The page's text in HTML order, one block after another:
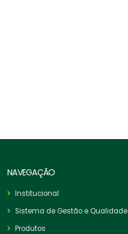
NAVEGAÇÃO
Institucional
Sistema de Gestão e Qualidade
Produtos